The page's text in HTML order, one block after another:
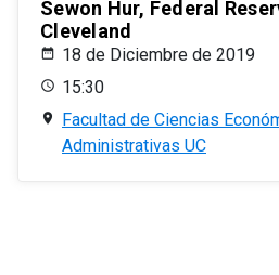
Sewon Hur, Federal
Cleveland
18 de Diciembre de 2019
15:30
Facultad de Ciencias
Administrativas UC